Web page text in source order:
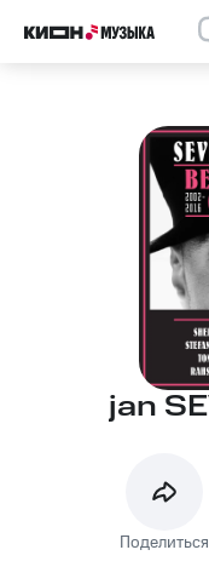
jan
Поделиться